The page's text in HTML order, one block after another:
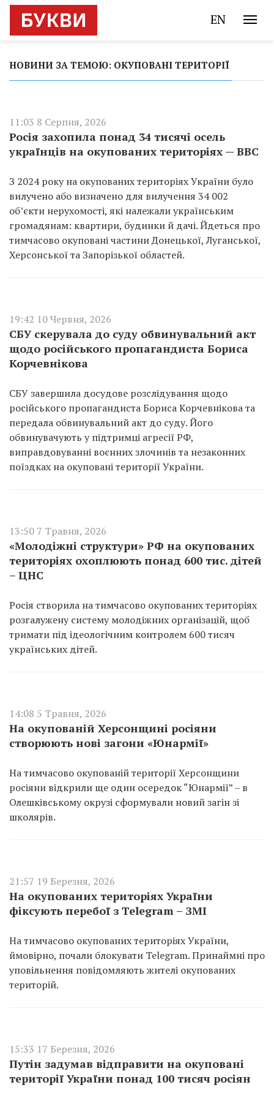
EN
НОВИНИ ЗА ТЕМОЮ: ОКУПОВАНІ ТЕРИТОРІЇ
11:03 8 Серпня, 2026
Росія захопила понад 34 тисячі осель
українців на окупованих територіях — BBC
З 2024 року на окупованих територіях України було
вилучено або визначено для вилучення 34 002
об’єкти нерухомості, які належали українським
громадянам: квартири, будинки й дачі. Йдеться про
тимчасово окуповані частини Донецької, Луганської,
Херсонської та Запорізької областей.
19:42 10 Червня, 2026
СБУ скерувала до суду обвинувальний акт
щодо російського пропагандиста Бориса
Корчевнікова
СБУ завершила досудове розслідування щодо
російського пропагандиста Бориса Корчевнікова та
передала обвинувальний акт до суду. Його
обвинувачують у підтримці агресії РФ,
виправдовуванні воєнних злочинів та незаконних
поїздках на окуповані території України.
13:50 7 Травня, 2026
«Молодіжні структури» РФ на окупованих
територіях охоплюють понад 600 тис. дітей
– ЦНС
Росія створила на тимчасово окупованих територіях
розгалужену систему молодіжних організацій, щоб
тримати під ідеологічним контролем 600 тисяч
українських дітей.
14:08 5 Травня, 2026
На окупованій Херсонщині росіяни
створюють нові загони «Юнармії»
На тимчасово окупованій території Херсонщини
росіяни відкрили ще один осередок “Юнармії” – в
Олешківському окрузі сформували новий загін зі
школярів.
21:57 19 Березня, 2026
На окупованих територіях України
фіксують перебої з Telegram – ЗМІ
На тимчасово окупованих територіях України,
ймовірно, почали блокувати Telegram. Принаймні про
уповільнення повідомляють жителі окупованих
територій.
15:33 17 Березня, 2026
Путін задумав відправити на окуповані
території України понад 100 тисяч росіян